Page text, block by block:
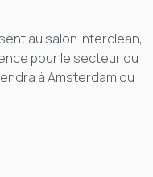
au salon Interclean,
pour le secteur du
à Amsterdam du